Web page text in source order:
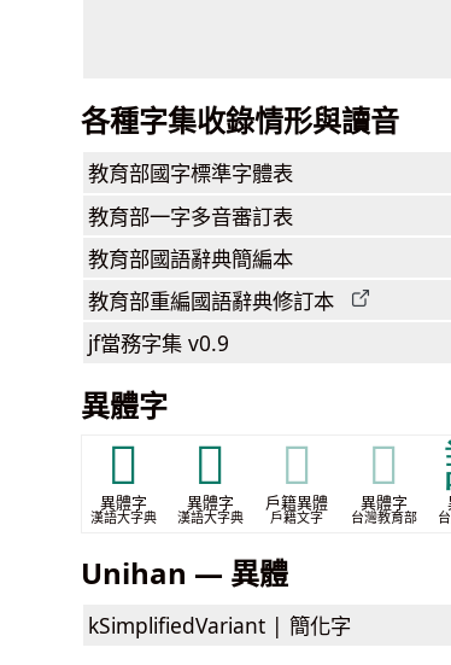
各種字集收錄情形與讀音
教育部國字標準字體表
教育部一字多音審訂表
教育部國語辭典簡編本
教育部重編國語辭典修訂本
jf當務字集 v0.9
異體字
𧥶
異體字
漢語大字典
𧪴
異體字
漢語大字典
𧪴
戶籍異體
戶籍文字
𧪴
異體字
台灣教育部
Unihan — 異體
kSimplifiedVariant | 簡化字